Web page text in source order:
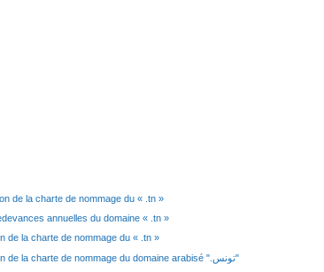
de la charte de nommage du « .tn »
annuelles du domaine « .tn »
de la charte de nommage du « .tn »
Décision n°12 en date du 16 février 2012 portant adoption de la charte de nommage du domaine arabisé ".تونس"